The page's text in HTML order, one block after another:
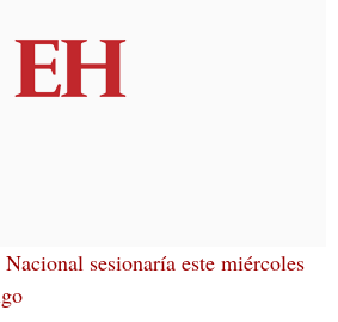
sesionaría este miércoles